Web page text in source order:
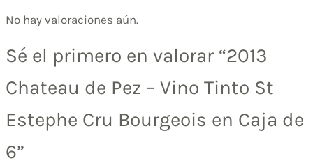
No hay valoraciones aún.
Sé el primero en valorar “2013
Chateau de Pez – Vino Tinto St
Estephe Cru Bourgeois en Caja de
6”